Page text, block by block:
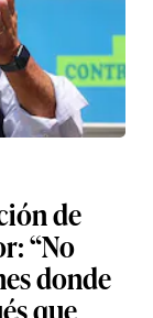
de
“No
donde
que